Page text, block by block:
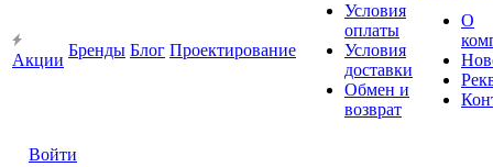
Акции
Бренды Блог Проектирование
Условия
оплаты
Условия
доставки
Обмен и
возврат
О
Войти